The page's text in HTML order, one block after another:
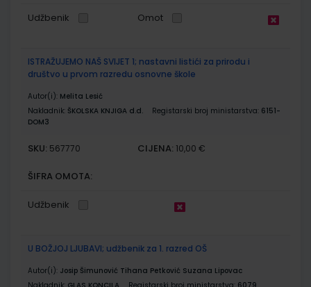
Udžbenik Omot
ISTRAŽUJEMO NAŠ SVIJET 1; nastavni listići za prirodu i
društvo u prvom razredu osnovne škole
Autor(i): Melita Lesić
Nakladnik: ŠKOLSKA KNJIGA d.d. Registarski broj ministarstva: 6151-
DOM3
SKU: 567770 CIJENA: 10,00 €
ŠIFRA OMOTA:
Udžbenik
U BOŽJOJ LJUBAVI; udžbenik za 1. razred OŠ
Autor(i): Josip Šimunović Tihana Petković Suzana Lipovac